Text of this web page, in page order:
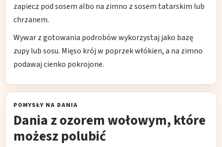
zapiecz pod sosem albo na zimno z sosem tatarskim lub
chrzanem.
Wywar z gotowania podrobów wykorzystaj jako bazę
zupy lub sosu. Mięso krój w poprzek włókien, a na zimno
podawaj cienko pokrojone.
POMYSŁY NA DANIA
Dania z ozorem wołowym, które
możesz polubić